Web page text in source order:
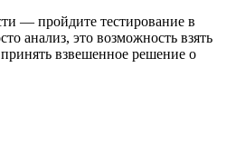
— пройдите тестирование в
анализ, это возможность взять
взвешенное решение о